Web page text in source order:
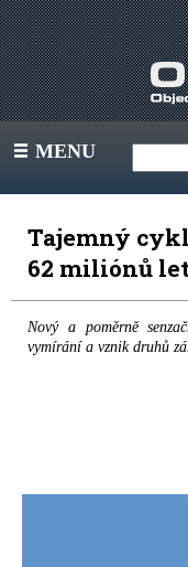
III MENU
Tajemný
62 miliónů
Nový a poměrně
vymírání a vznik druhů